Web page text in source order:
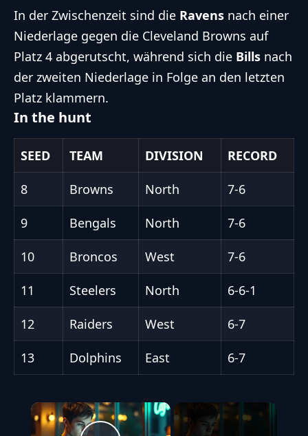
In der Zwischenzeit sind die Ravens nach einer
Niederlage gegen die Cleveland Browns auf
Platz 4 abgerutscht, während sich die Bills nach
der zweiten Niederlage in Folge an den letzten
Platz klammern.
In the hunt
SEED TEAM DIVISION RECORD
8 Browns North 7-6
9 Bengals North 7-6
10 Broncos West 7-6
11 Steelers North 6-6-1
12 Raiders West 6-7
13 Dolphins East 6-7
×